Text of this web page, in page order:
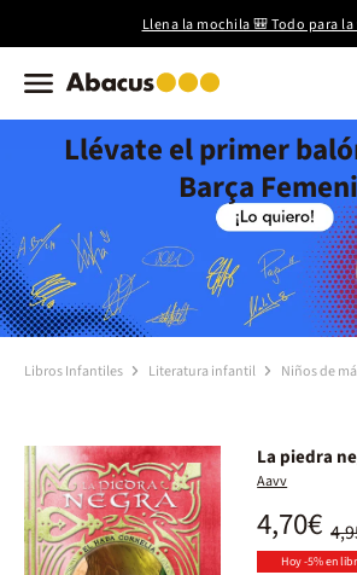
Llena la mochila 🎒 Todo para
Llévate el primer
Barça
Libros Infantiles Literatura infantil Niños de
La piedra
Aavv
4,70€
Hoy -5% en